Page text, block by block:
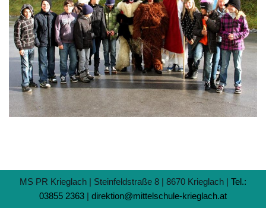
MS PR Krieglach | Steinfeldstraße 8 | 8670 Krieglach | Tel.:
03855 2363 | direktion@mittelschule-krieglach.at